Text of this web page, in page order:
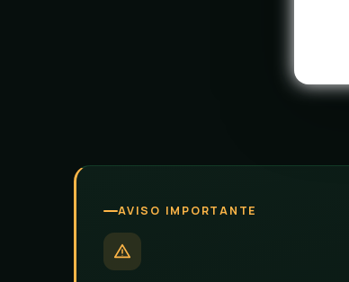
AVISO IMPORTANTE